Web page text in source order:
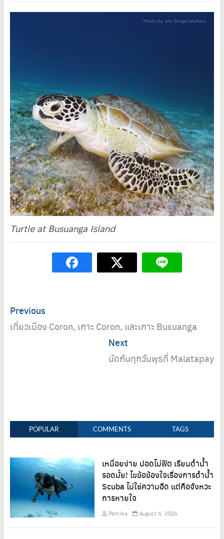
Turtle at Busuanga Island
Post
navigation
PreviousPrevious
post:
เที่ยวเมือง Coron, เกาะ Coron, และเกาะ Busuanga
Next
post:
นัดกันทุกวันพุธที่ Malatapay
POPULAR COMMENTS TAGS
เหนื่อยง่าย ปอดไม่ฟิต เรียนดำน้ำ
รอดมั้ย! ไขข้อข้องใจเรื่องการดำน้ำ
Scuba ไม่ใช่ความอึด แต่คือจังหวะ
การหายใจ
Pemika August 6, 2026